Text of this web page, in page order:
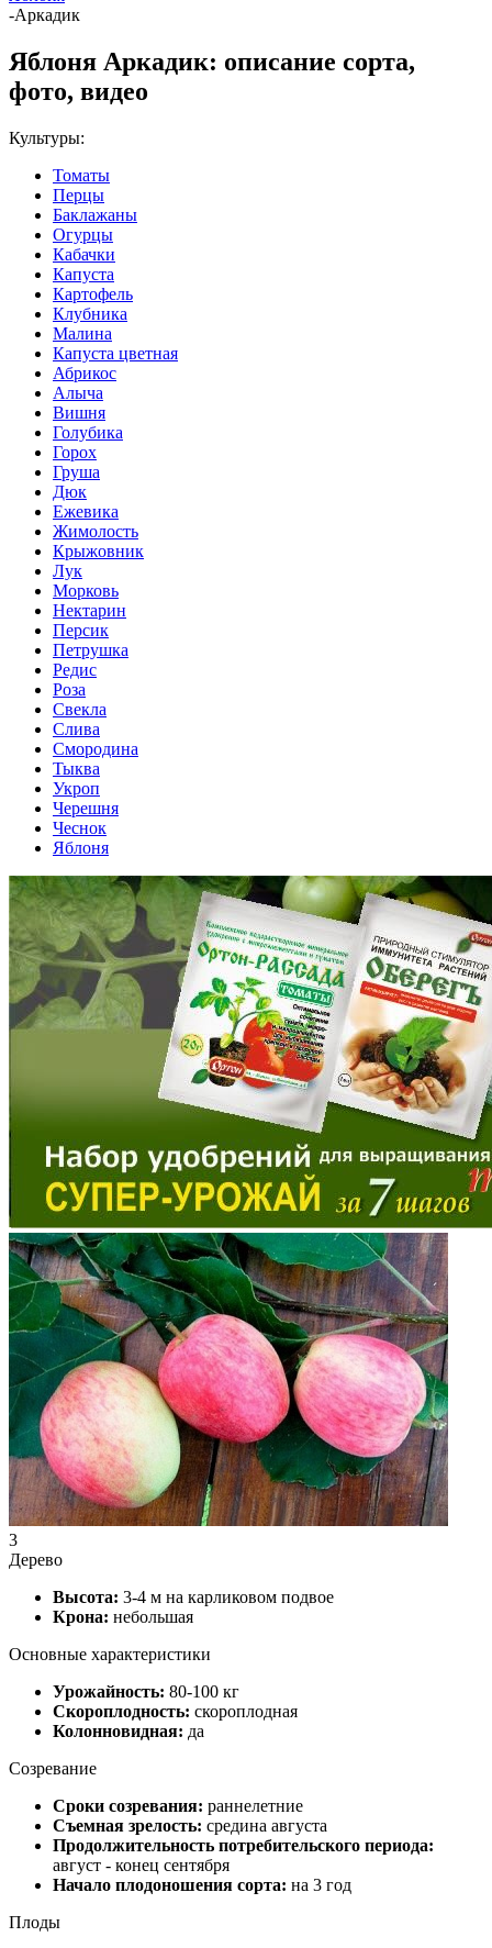
-Аркадик
Яблоня Аркадик: описание сорта,
фото, видео
Культуры:
Томаты
Перцы
Баклажаны
Огурцы
Кабачки
Капуста
Картофель
Клубника
Малина
Капуста цветная
Абрикос
Алыча
Вишня
Голубика
Горох
Груша
Дюк
Ежевика
Жимолость
Крыжовник
Лук
Морковь
Нектарин
Персик
Петрушка
Редис
Роза
Свекла
Слива
Смородина
Тыква
Укроп
Черешня
Чеснок
Яблоня
3
Дерево
Высота: 3-4 м на карликовом подвое
Крона: небольшая
Основные характеристики
Урожайность: 80-100 кг
Скороплодность: скороплодная
Колонновидная: да
Созревание
Сроки созревания: раннелетние
Съемная зрелость: средина августа
Продолжительность потребительского перио­да:
август - конец сентября
Начало плодоношения сорта: на 3 год
Плоды